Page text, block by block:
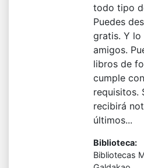
todo tipo
Puedes
gratis. Y lo
amigos.
libros de
cumple
requisitos.
recibirá
últimos...
Biblioteca:
Bibliotecas